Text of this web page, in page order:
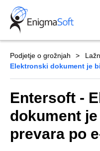
Skip
content
Podjetje o grožnjah
Elektronski dokument je
Entersoft -
dokument
prevara po